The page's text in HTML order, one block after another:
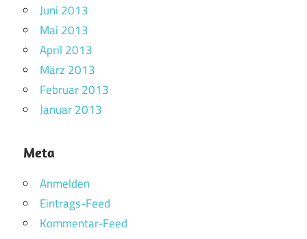
Juni 2013
Mai 2013
April 2013
März 2013
Februar 2013
Januar 2013
Meta
Anmelden
Eintrags-Feed
Kommentar-Feed